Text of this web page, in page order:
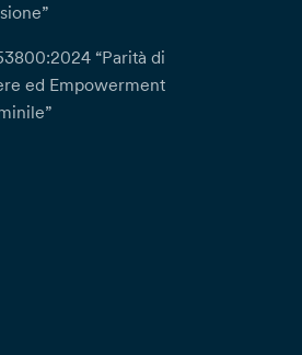
“Parità di
ed Empowerment